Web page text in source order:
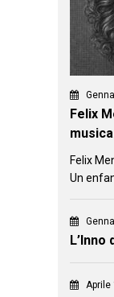
Felix
musica
Felix
Un
Aprile